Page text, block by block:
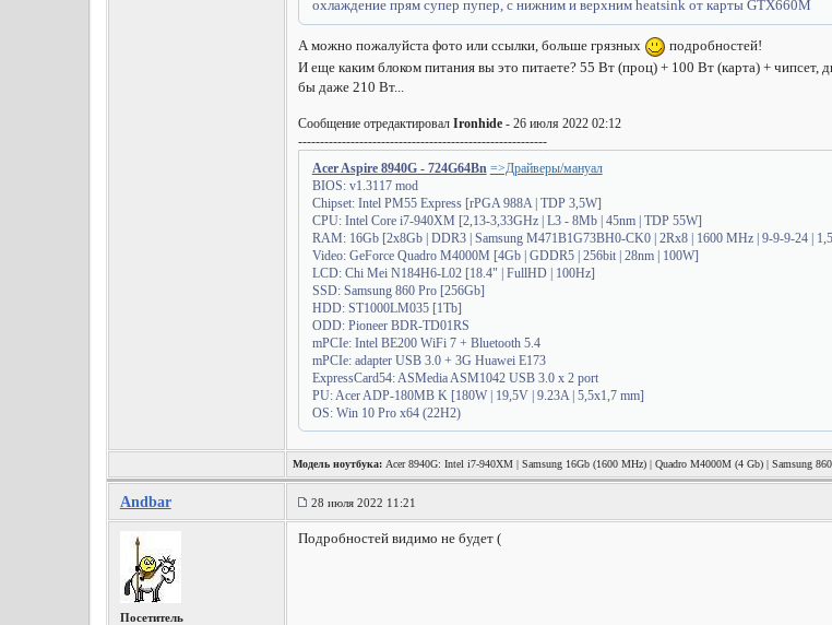
охлаждение прям супер пупер, с нижним и верхним heatsink от карты GTX660M
А можно пожалуйста фото или ссылки, больше грязных
подробностей!
И еще каким блоком питания вы это питаете? 55 Вт (проц) + 100 Вт (карта) +
бы даже 210 Вт...
Сообщение отредактировал Ironhide- 26 июля 2022 02:12
---------------------------------------------------------
Acer Aspire 8940G - 724G64Bn =>Драйверы/мануал
BIOS: v1.3117 mod
Chipset: Intel PM55 Express [rPGA 988A | TDP 3,5W]
CPU: Intel Core i7-940XM [2,13-3,33GHz | L3 - 8Mb | 45nm | TDP 55W]
RAM: 16Gb [2x8Gb | DDR3 | Samsung M471B1G73BH0-CK0 | 2Rx8 | 1600 MHz | 9-9-9-24 |
Video: GeForce Quadro М4000M [4Gb | GDDR5 | 256bit | 28nm | 100W]
LCD: Chi Mei N184H6-L02 [18.4" | FullHD | 100Hz]
SSD: Samsung 860 Pro [256Gb]
HDD: ST1000LM035 [1Tb]
ODD: Pioneer BDR-TD01RS
mPCIe: Intel BE200 WiFi 7 + Bluetooth 5.4
mPCIe: adapter USB 3.0 + 3G Huawei E173
ExpressCard54: ASMedia ASM1042 USB 3.0 x 2 port
PU: Acer ADP-180MB K [180W | 19,5V | 9.23A | 5,5x1,7 mm]
OS: Win 10 Pro x64 (22H2)
Модель ноутбука:Acer 8940G: Intel i7-940XM | Samsung 16Gb (1600 MHz) | Quadro M4000M (4 Gb) | Samsung
Andbar 28 июля 2022 11:21
Посетитель
Подробностей видимо не будет (